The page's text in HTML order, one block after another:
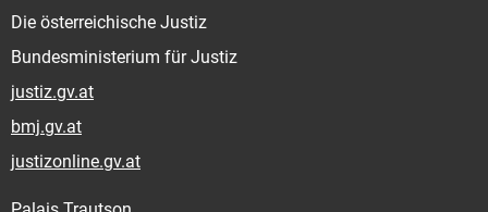
Die österreichische Justiz
Bundesministerium für Justiz
justiz.gv.at
bmj.gv.at
justizonline.gv.at